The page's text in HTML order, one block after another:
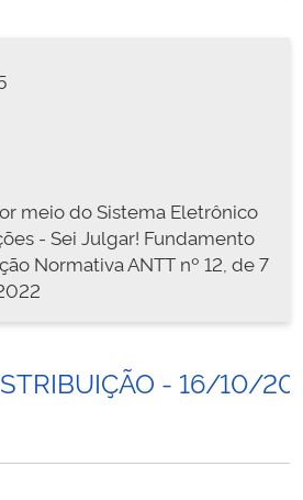
meio do Sistema Eletrônico
- Sei Julgar! Fundamento
Normativa ANTT nº 12, de 7
- 16/10/